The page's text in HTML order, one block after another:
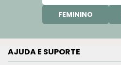
FEMININO
AJUDA E SUPORTE